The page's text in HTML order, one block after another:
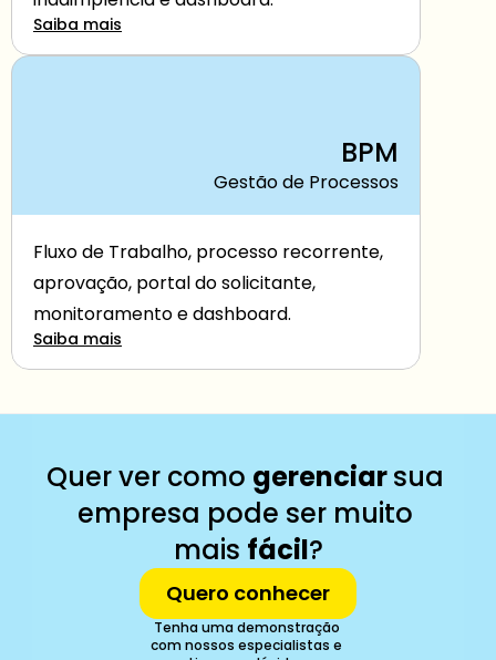
Saiba mais
BPM
Gestão de Processos
Fluxo de Trabalho, processo recorrente,
aprovação, portal do solicitante,
monitoramento e dashboard.
Saiba mais
Quer ver como gerenciar sua
empresa pode ser muito
mais fácil?
Quero conhecer
Tenha uma demonstração
com nossos especialistas e